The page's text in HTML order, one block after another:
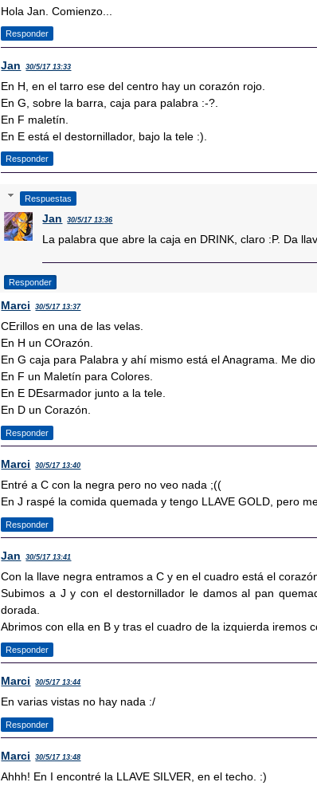
Hola Jan. Comienzo...
Responder
Jan 30/5/17 13:33
En H, en el tarro ese del centro hay un corazón rojo.
En G, sobre la barra, caja para palabra :-?.
En F maletín.
En E está el destornillador, bajo la tele :).
Responder
Respuestas
Jan 30/5/17 13:36
La palabra que abre la caja en DRINK, claro :P. Da
Responder
Marci 30/5/17 13:37
CErillos en una de las velas.
En H un COrazón.
En G caja para Palabra y ahí mismo está el Anagrama. Me dio
En F un Maletín para Colores.
En E DEsarmador junto a la tele.
En D un Corazón.
Responder
Marci 30/5/17 13:40
Entré a C con la negra pero no veo nada ;((
En J raspé la comida quemada y tengo LLAVE GOLD, pero
Responder
Jan 30/5/17 13:41
Con la llave negra entramos a C y en el cuadro está el
Subimos a J y con el destornillador le damos al pan
dorada.
Abrimos con ella en B y tras el cuadro de la izquierda iremos
Responder
Marci 30/5/17 13:44
En varias vistas no hay nada :/
Responder
Marci 30/5/17 13:48
Ahhh! En I encontré la LLAVE SILVER, en el techo. :)